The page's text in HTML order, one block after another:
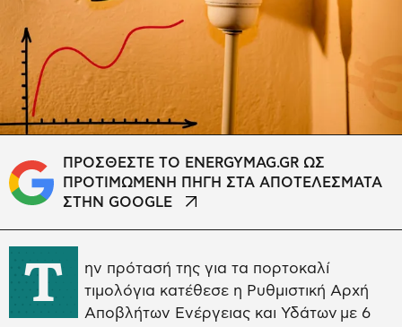
ΠΡΟΣΘΕΣΤΕ ΤΟ ENERGYMAG.GR ΩΣ
ΠΡΟΤΙΜΩΜΕΝΗ ΠΗΓΗ ΣΤΑ ΑΠΟΤΕΛΕΣΜΑΤΑ
ΣΤΗΝ GOOGLE
Τ
ην πρότασή της για τα πορτοκαλί
τιμολόγια κατέθεσε η Ρυθμιστική Αρχή
Αποβλήτων Ενέργειας και Υδάτων με 6